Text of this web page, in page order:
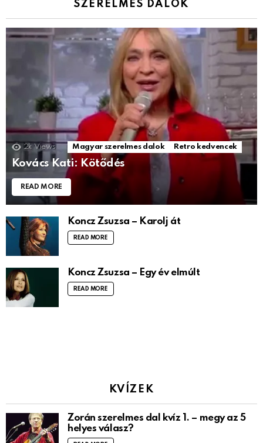
SZERELMES DALOK
2k Views Magyar szerelmes dalok Retro kedvencek
Kovács Kati: Kötődés
READ MORE
Koncz Zsuzsa – Karolj át
READ MORE
Koncz Zsuzsa – Egy év elmúlt
READ MORE
KVÍZEK
Zorán szerelmes dal kvíz 1. – megy az 5
helyes válasz?